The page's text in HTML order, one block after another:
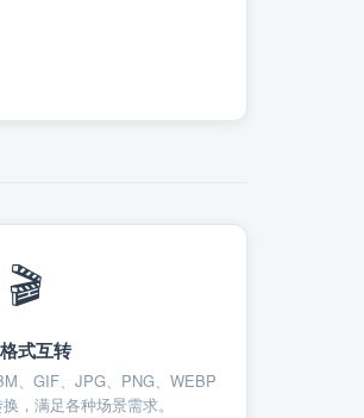
🎬
式互转
、GIF、JPG、PNG、WEBP
，满足各种场景需求。